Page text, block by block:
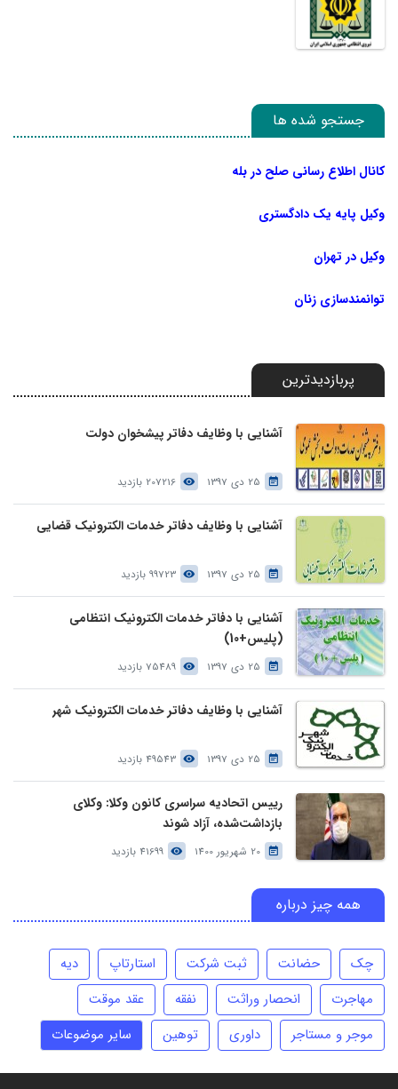
جستجو شده ها
کانال اطلاع رسانی صلح در بله
وکیل پایه یک دادگستری
وکیل در تهران
توانمندسازی زنان
پربازدیدترین
آشنایی با وظایف دفاتر پیشخوان دولت
25 دی 1397 207216 بازدید
آشنایی با وظایف دفاتر خدمات الکترونیک قضایی
25 دی 1397 99723 بازدید
آشنایی با دفاتر خدمات الکترونیک انتظامی
(پلیس+10)
25 دی 1397 75489 بازدید
آشنایی با وظایف دفاتر خدمات الکترونیک شهر
25 دی 1397 49543 بازدید
رییس اتحادیه سراسری کانون وکلا: وکلای
بازداشت‌شده، آزاد شوند
20 شهریور 1400 41699 بازدید
همه چیز درباره
چک حضانت ثبت شرکت استارتاپ
دیه
مهاجرت
انحصار وراثت نفقه
عقد موقت
موجر و مستاجر
داوری توهین سایر موضوعات